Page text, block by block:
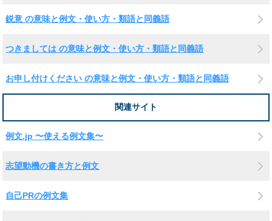
鋭意 の意味と例文・使い方・類語と同義語
つきましては の意味と例文・使い方・類語と同義語
お申し付けください の意味と例文・使い方・類語と同義語
関連サイト
例文.jp 〜使える例文集〜
志望動機の書き方と例文
自己PRの例文集